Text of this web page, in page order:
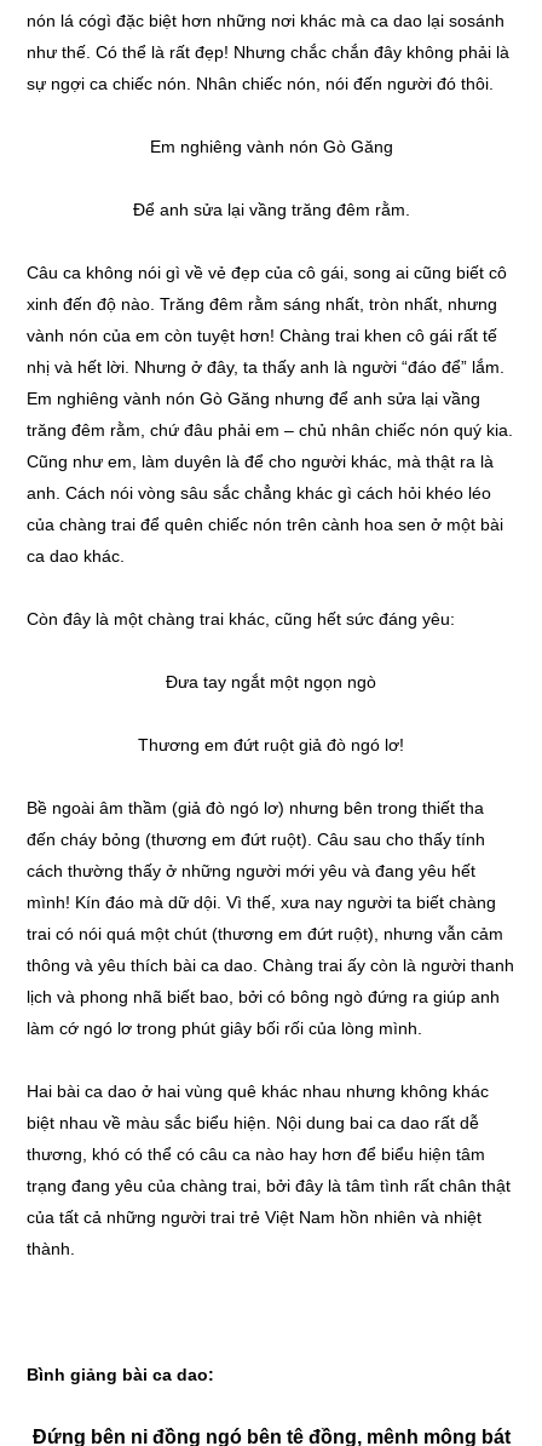
nón lá cógì đặc biệt hơn những nơi khác mà ca dao lại sosánh
như thế. Có thể là rất đẹp! Nhưng chắc chắn đây không phải là
sự ngợi ca chiếc nón. Nhân chiếc nón, nói đến người đó thôi.
Em nghiêng vành nón Gò Găng
Để anh sửa lại vầng trăng đêm rằm.
Câu ca không nói gì về vẻ đẹp của cô gái, song ai cũng biết cô
xinh đến độ nào. Trăng đêm rằm sáng nhất, tròn nhất, nhưng
vành nón của em còn tuyệt hơn! Chàng trai khen cô gái rất tế
nhị và hết lời. Nhưng ở đây, ta thấy anh là người “đáo để” lắm.
Em nghiêng vành nón Gò Găng nhưng để anh sửa lại vầng
trăng đêm rằm, chứ đâu phải em – chủ nhân chiếc nón quý kia.
Cũng như em, làm duyên là để cho người khác, mà thật ra là
anh. Cách nói vòng sâu sắc chẳng khác gì cách hỏi khéo léo
của chàng trai để quên chiếc nón trên cành hoa sen ở một bài
ca dao khác.
Còn đây là một chàng trai khác, cũng hết sức đáng yêu:
Đưa tay ngắt một ngọn ngò
Thương em đứt ruột giả đò ngó lơ!
Bề ngoài âm thầm (giả đò ngó lơ) nhưng bên trong thiết tha
đến cháy bỏng (thương em đứt ruột). Câu sau cho thấy tính
cách thường thấy ở những người mới yêu và đang yêu hết
mình! Kín đáo mà dữ dội. Vì thế, xưa nay người ta biết chàng
trai có nói quá một chút (thương em đứt ruột), nhưng vẫn cảm
thông và yêu thích bài ca dao. Chàng trai ấy còn là người thanh
lịch và phong nhã biết bao, bởi có bông ngò đứng ra giúp anh
làm cớ ngó lơ trong phút giây bối rối của lòng mình.
Hai bài ca dao ở hai vùng quê khác nhau nhưng không khác
biệt nhau về màu sắc biểu hiện. Nội dung bai ca dao rất dễ
thương, khó có thể có câu ca nào hay hơn để biểu hiện tâm
trạng đang yêu của chàng trai, bởi đây là tâm tình rất chân thật
của tất cả những người trai trẻ Việt Nam hồn nhiên và nhiệt
thành.
Bình giảng bài ca dao:
Đứng bên ni đồng ngó bên tê đồng, mênh mông bát